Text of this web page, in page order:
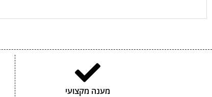
מענה מקצועי